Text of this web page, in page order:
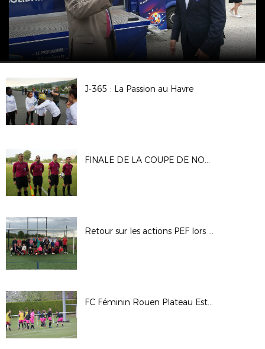
J-365 : La Passion au Havre
FINALE DE LA COUPE DE NORMANDIE SENIORS : FC ROUEN 1-3 STADE SOTTEVILLE CC
Retour sur les actions PEF lors des vacances de printemps
FC Féminin Rouen Plateau Est 1-2 Le Havre AC - Saison 2017/2018